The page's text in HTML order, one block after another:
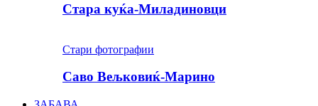
Стара куќа-Миладиновци
Стари фотографии
Саво Вељковиќ-Марино